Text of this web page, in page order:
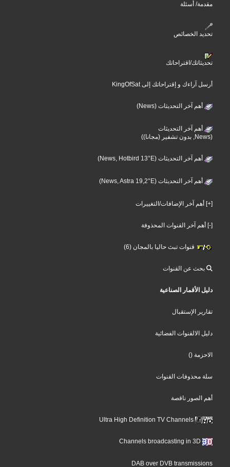
مقدمة/ أسئلة
تحديد الخصائص
تحديثاتك/اقتراحاتك
أرسل آراءك و إقتراحاتك إلى KingOfSat
أهم آخر التحديثات (News)
أهم آخر التحديثات
(News, بدون تشفير (مجانا))
أهم آخر التحديثات (News, Hotbird 13°E)
أهم آخر التحديثات (News, Astra 19,2°E)
[+] أهم آخر الإضافات/التغييرات
[-] أهم آخر القنوات المحذوفة
قنوات تبث حاليا بالمجان (6)
بحث عن القنوات
دليل الأقمار الصناعية
تقارير الإستقبال
دليل الالقنوات الفضائية
الاحزمة ()
سلة محذوفات القنوات
أهم الصور ناقصة
Ultra High Definition TV Channels
DAB over DVB transmissions